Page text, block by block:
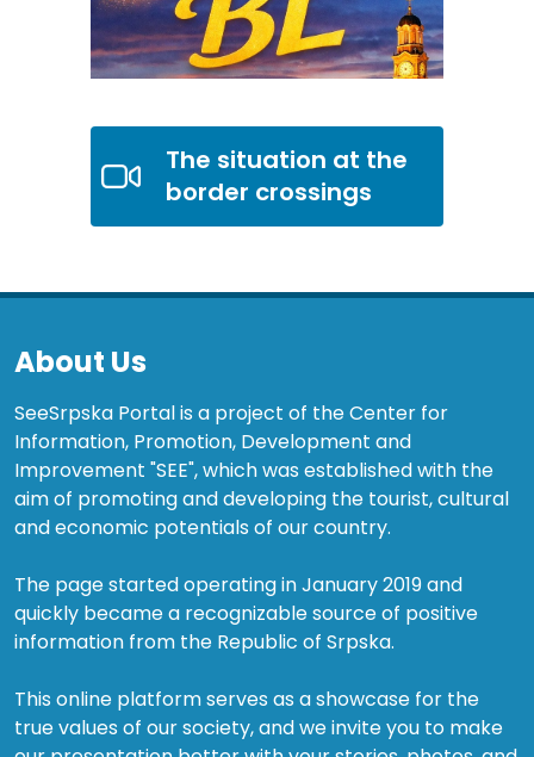
The situation at the
border crossings
About Us
SeeSrpska Portal is a project of the Center for
Information, Promotion, Development and
Improvement "SEE", which was established with the
aim of promoting and developing the tourist, cultural
and economic potentials of our country.
The page started operating in January 2019 and
quickly became a recognizable source of positive
information from the Republic of Srpska.
This online platform serves as a showcase for the
true values of our society, and we invite you to make